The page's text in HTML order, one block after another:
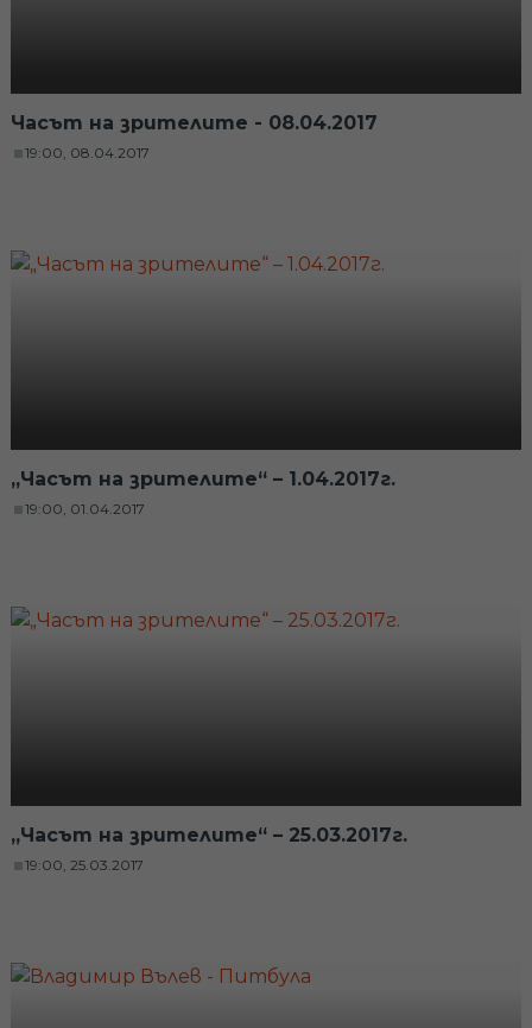
Часът на зрителите - 08.04.2017
19:00, 08.04.2017
„Часът на зрителите“ – 1.04.2017г.
19:00, 01.04.2017
„Часът на зрителите“ – 25.03.2017г.
19:00, 25.03.2017